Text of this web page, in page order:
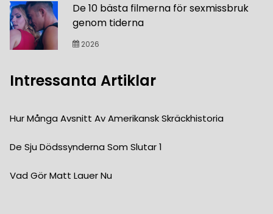
De 10 bästa filmerna för sexmissbruk
genom tiderna
2026
Intressanta Artiklar
Hur Många Avsnitt Av Amerikansk Skräckhistoria
De Sju Dödssynderna Som Slutar 1
Vad Gör Matt Lauer Nu